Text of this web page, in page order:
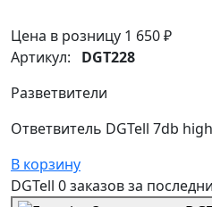
Цена в розницу 1 650 ₽
Артикул: DGT228
Разветвители
Ответвитель DGTell 7db
В корзину
DGTell 0 заказовза